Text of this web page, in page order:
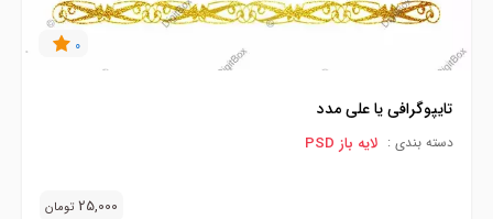
0
تایپوگرافی یا علی مدد
دسته بندی : لایه باز PSD
25,000 تومان